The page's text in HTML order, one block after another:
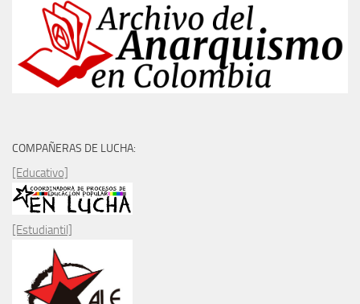
COMPAÑERAS DE LUCHA:
[Educativo]
[Estudiantil]